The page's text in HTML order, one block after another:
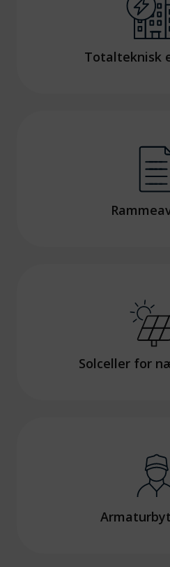
Totalteknisk
Solceller for